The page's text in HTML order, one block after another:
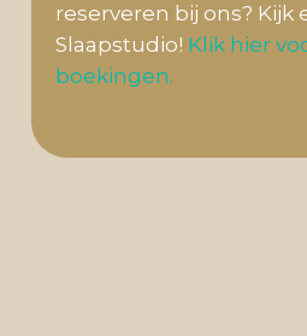
reserveren bij ons? Kijk
Slaapstudio! Klik hier
boekingen.